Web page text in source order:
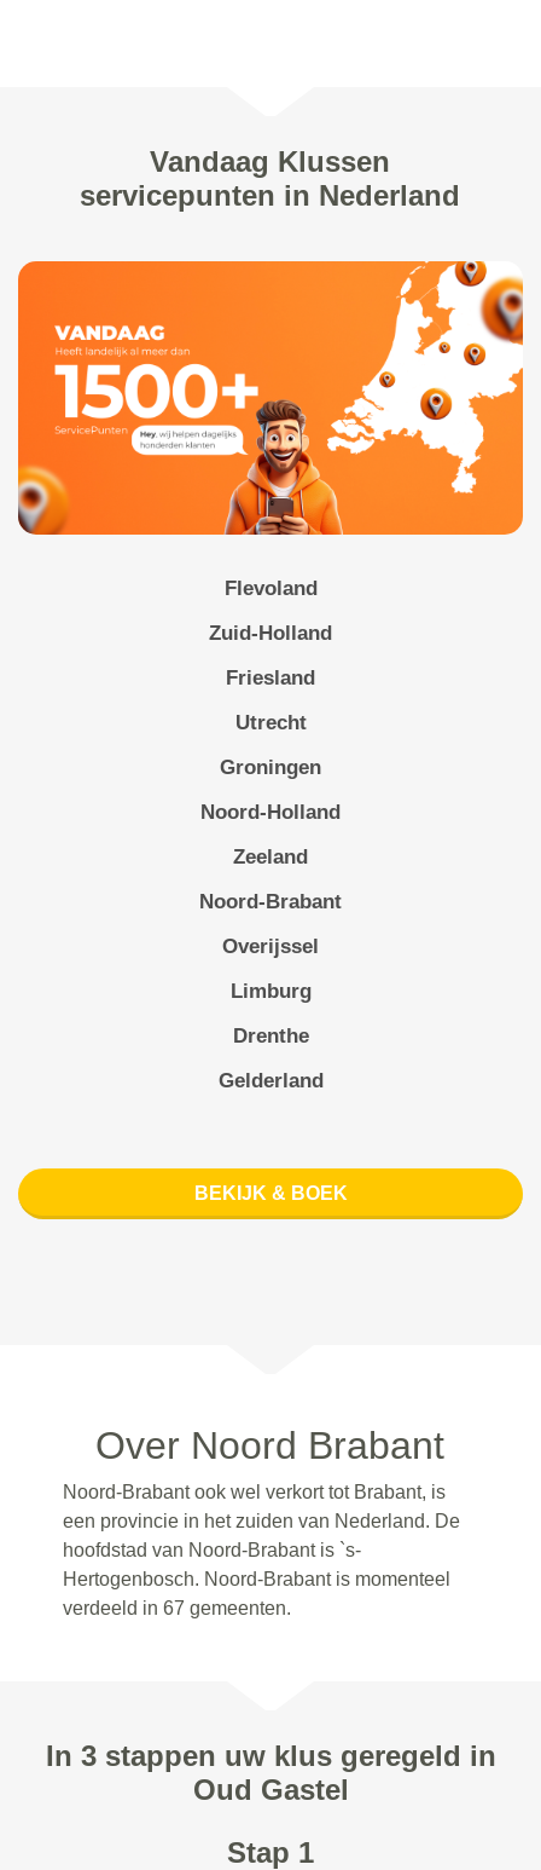
Vandaag Klussen
servicepunten in Nederland
Flevoland
Zuid-Holland
Friesland
Utrecht
Groningen
Noord-Holland
Zeeland
Noord-Brabant
Overijssel
Limburg
Drenthe
Gelderland
BEKIJK & BOEK
Over Noord Brabant
Noord-Brabant ook wel verkort tot Brabant, is
een provincie in het zuiden van Nederland. De
hoofdstad van Noord-Brabant is `s-
Hertogenbosch. Noord-Brabant is momenteel
verdeeld in 67 gemeenten.
In 3 stappen uw klus geregeld in
Oud Gastel
Stap 1